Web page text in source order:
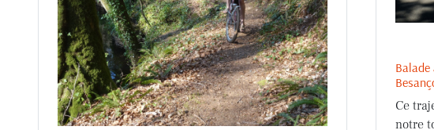
Ce
notre